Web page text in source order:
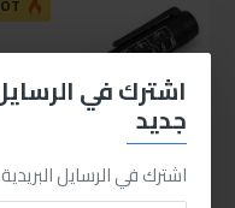
اشترك في
جديد
اشترك في الرسايل